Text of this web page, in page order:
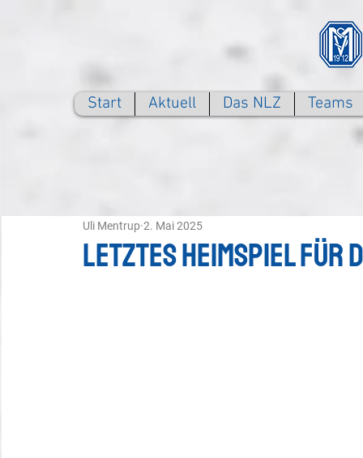
Start Aktuell Das NLZ Teams
Letztes Heimspiel für
Uli Mentrup 2. Mai 2025